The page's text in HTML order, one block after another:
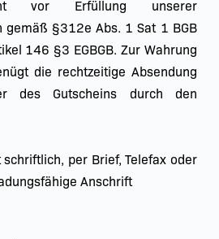
vor Erfüllung unserer
gemäß §312e Abs. 1 Sat 1 BGB
146 §3 EGBGB. Zur Wahrung
die rechtzeitige Absendung
des Gutscheins durch den
per Brief, Telefax oder
Anschrift